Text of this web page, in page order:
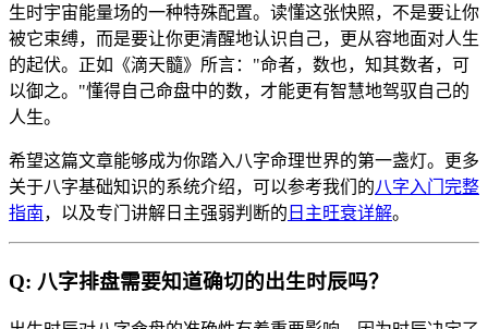
生时宇宙能量场的一种特殊配置。读懂这张快照，不是要让你
被它束缚，而是要让你更清醒地认识自己，更从容地面对人生
的起伏。正如《滴天髓》所言："命者，数也，知其数者，可
以御之。"懂得自己命盘中的数，才能更有智慧地驾驭自己的
人生。
希望这篇文章能够成为你踏入八字命理世界的第一盏灯。更多
关于八字基础知识的系统介绍，可以参考我们的八字入门完整
指南，以及专门讲解日主强弱判断的 日主旺衰详解。
Q: 八字排盘需要知道确切的出生时辰吗？